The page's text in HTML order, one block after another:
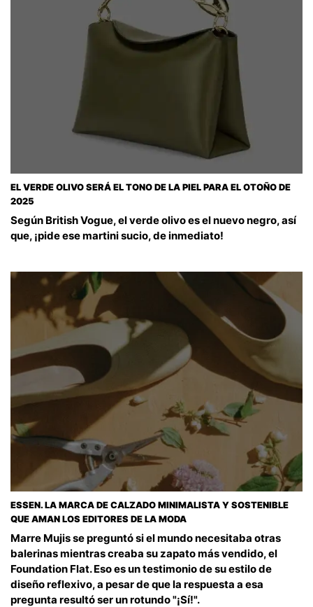
EL VERDE OLIVO SERÁ EL TONO DE LA PIEL PARA EL OTOÑO DE
2025
Según British Vogue, el verde olivo es el nuevo negro, así
que, ¡pide ese martini sucio, de inmediato!
ESSEN. LA MARCA DE CALZADO MINIMALISTA Y SOSTENIBLE
QUE AMAN LOS EDITORES DE LA MODA
Marre Mujis se preguntó si el mundo necesitaba otras
balerinas mientras creaba su zapato más vendido, el
Foundation Flat. Eso es un testimonio de su estilo de
diseño reflexivo, a pesar de que la respuesta a esa
pregunta resultó ser un rotundo "¡Sí!".